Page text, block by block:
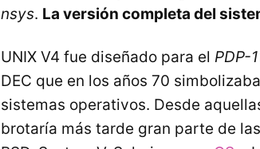
nsys. La versión completa del
UNIX V4 fue diseñado para el PDP-
DEC que en los años 70
sistemas operativos. Desde
brotaría más tarde gran parte de